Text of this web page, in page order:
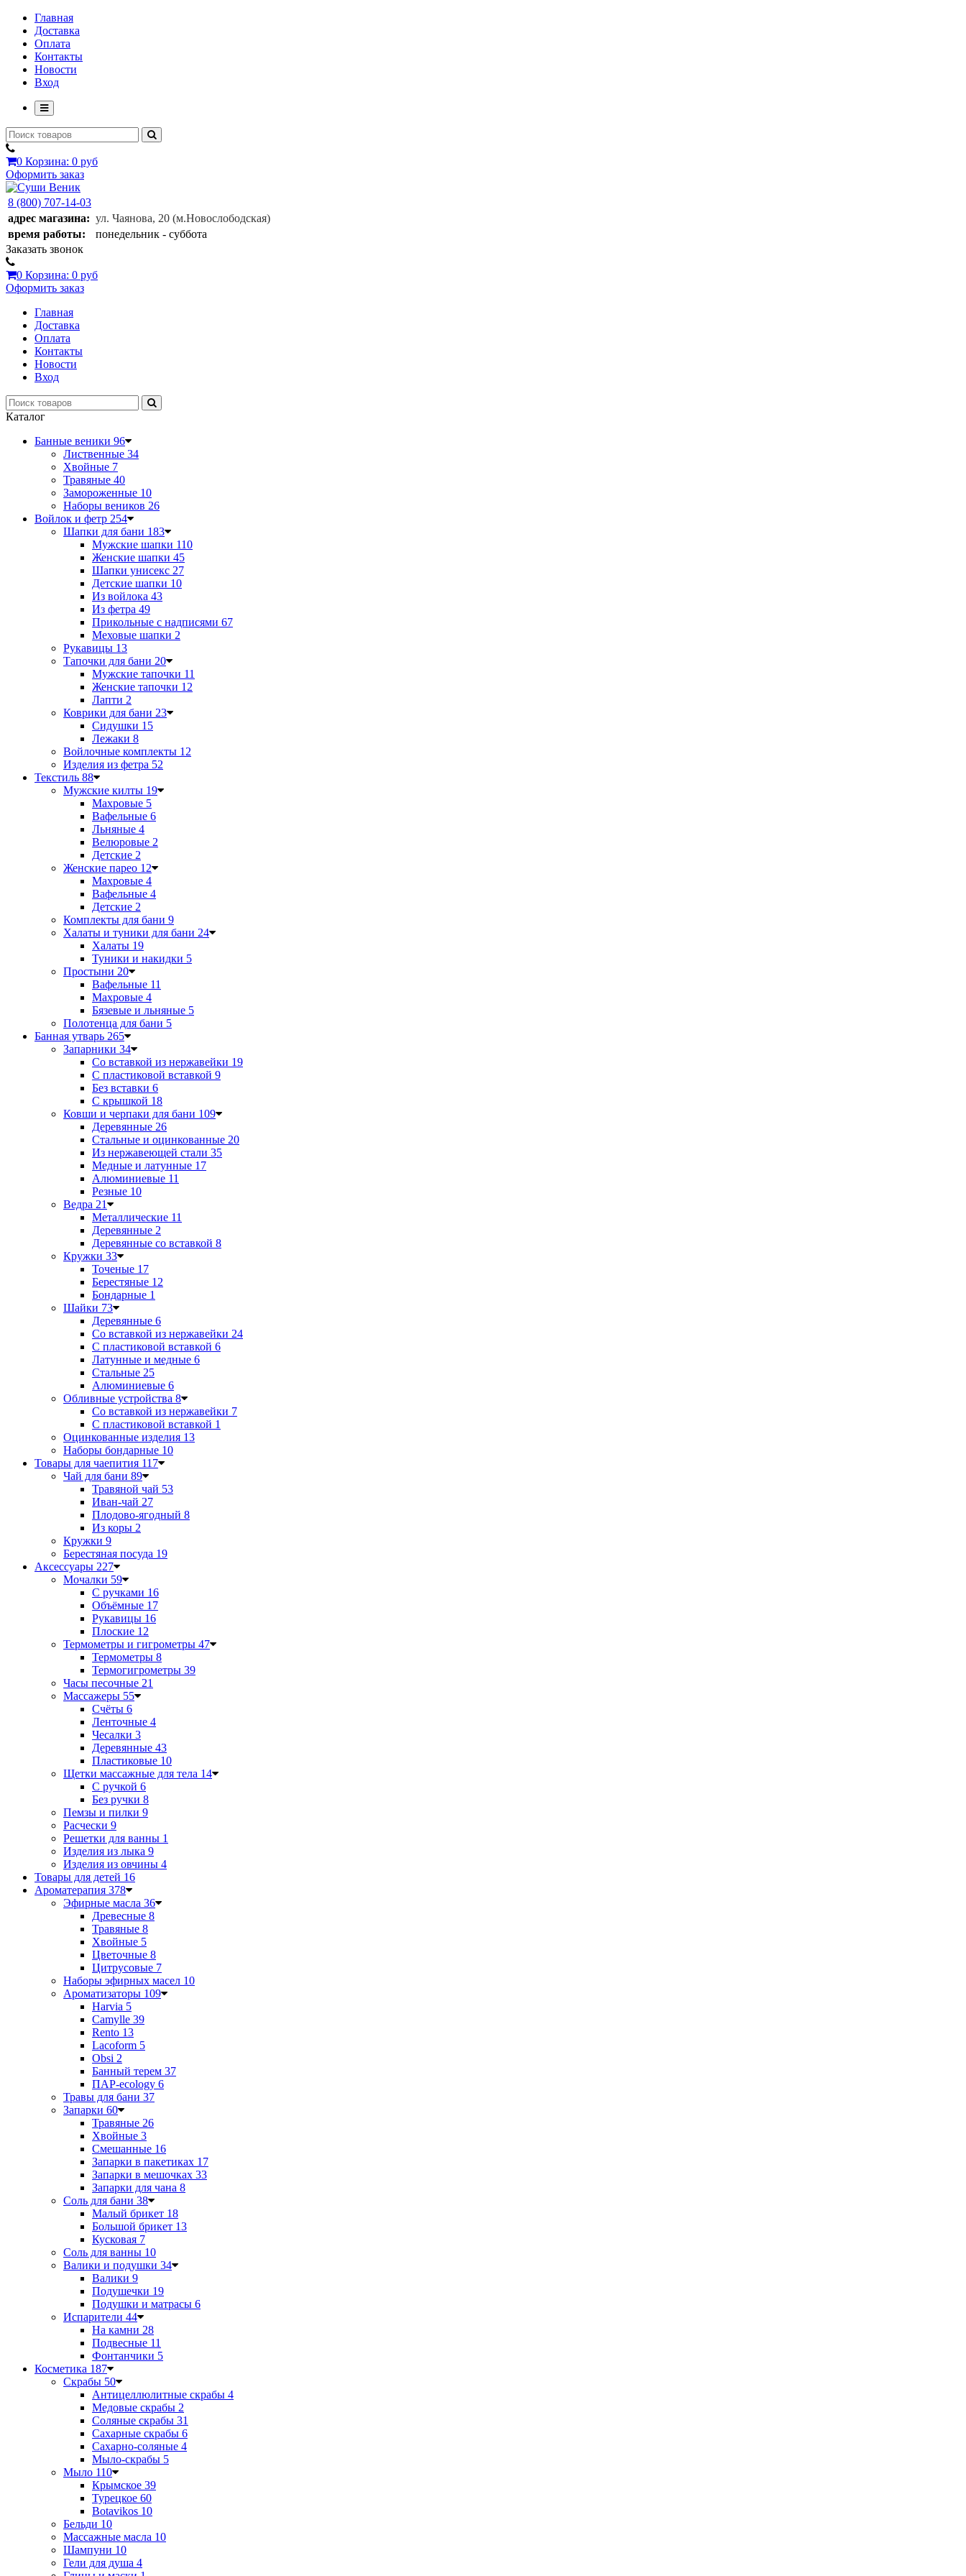
Главная
Доставка
Оплата
Контакты
Новости
Вход
0 Корзина: 0 руб
Оформить заказ
8 (800) 707-14-03
адрес магазина: ул. Чаянова, 20 (м.Новослободская)
время работы:
понедельник - суббота
Заказать звонок
0 Корзина: 0 руб
Оформить заказ
Главная
Доставка
Оплата
Контакты
Новости
Вход
Каталог
Банные веники 96
Лиственные 34
Хвойные 7
Травяные 40
Замороженные 10
Наборы веников 26
Войлок и фетр 254
Шапки для бани 183
Мужские шапки 110
Женские шапки 45
Шапки унисекс 27
Детские шапки 10
Из войлока 43
Из фетра 49
Прикольные с надписями 67
Меховые шапки 2
Рукавицы 13
Тапочки для бани 20
Мужские тапочки 11
Женские тапочки 12
Лапти 2
Коврики для бани 23
Сидушки 15
Лежаки 8
Войлочные комплекты 12
Изделия из фетра 52
Текстиль 88
Мужские килты 19
Махровые 5
Вафельные 6
Льняные 4
Велюровые 2
Детские 2
Женские парео 12
Махровые 4
Вафельные 4
Детские 2
Комплекты для бани 9
Халаты и туники для бани 24
Халаты 19
Туники и накидки 5
Простыни 20
Вафельные 11
Махровые 4
Бязевые и льняные 5
Полотенца для бани 5
Банная утварь 265
Запарники 34
Со вставкой из нержавейки 19
С пластиковой вставкой 9
Без вставки 6
С крышкой 18
Ковши и черпаки для бани 109
Деревянные 26
Стальные и оцинкованные 20
Из нержавеющей стали 35
Медные и латунные 17
Алюминиевые 11
Резные 10
Ведра 21
Металлические 11
Деревянные 2
Деревянные со вставкой 8
Кружки 33
Точеные 17
Берестяные 12
Бондарные 1
Шайки 73
Деревянные 6
Со вставкой из нержавейки 24
С пластиковой вставкой 6
Латунные и медные 6
Стальные 25
Алюминиевые 6
Обливные устройства 8
Со вставкой из нержавейки 7
С пластиковой вставкой 1
Оцинкованные изделия 13
Наборы бондарные 10
Товары для чаепития 117
Чай для бани 89
Травяной чай 53
Иван-чай 27
Плодово-ягодный 8
Из коры 2
Кружки 9
Берестяная посуда 19
Аксессуары 227
Мочалки 59
С ручками 16
Объёмные 17
Рукавицы 16
Плоские 12
Термометры и гигрометры 47
Термометры 8
Термогигрометры 39
Часы песочные 21
Массажеры 55
Счёты 6
Ленточные 4
Чесалки 3
Деревянные 43
Пластиковые 10
Щетки массажные для тела 14
С ручкой 6
Без ручки 8
Пемзы и пилки 9
Расчески 9
Решетки для ванны 1
Изделия из лыка 9
Изделия из овчины 4
Товары для детей 16
Ароматерапия 378
Эфирные масла 36
Древесные 8
Травяные 8
Хвойные 5
Цветочные 8
Цитрусовые 7
Наборы эфирных масел 10
Ароматизаторы 109
Harvia 5
Camylle 39
Rento 13
Lacoform 5
Obsi 2
Банный терем 37
ПАР-ecology 6
Травы для бани 37
Запарки 60
Травяные 26
Хвойные 3
Смешанные 16
Запарки в пакетиках 17
Запарки в мешочках 33
Запарки для чана 8
Соль для бани 38
Малый брикет 18
Большой брикет 13
Кусковая 7
Соль для ванны 10
Валики и подушки 34
Валики 9
Подушечки 19
Подушки и матрасы 6
Испарители 44
На камни 28
Подвесные 11
Фонтанчики 5
Косметика 187
Скрабы 50
Антицеллюлитные скрабы 4
Медовые скрабы 2
Соляные скрабы 31
Сахарные скрабы 6
Сахарно-соляные 4
Мыло-скрабы 5
Мыло 110
Крымское 39
Турецкое 60
Botavikos 10
Бельди 10
Массажные масла 10
Шампуни 10
Гели для душа 4